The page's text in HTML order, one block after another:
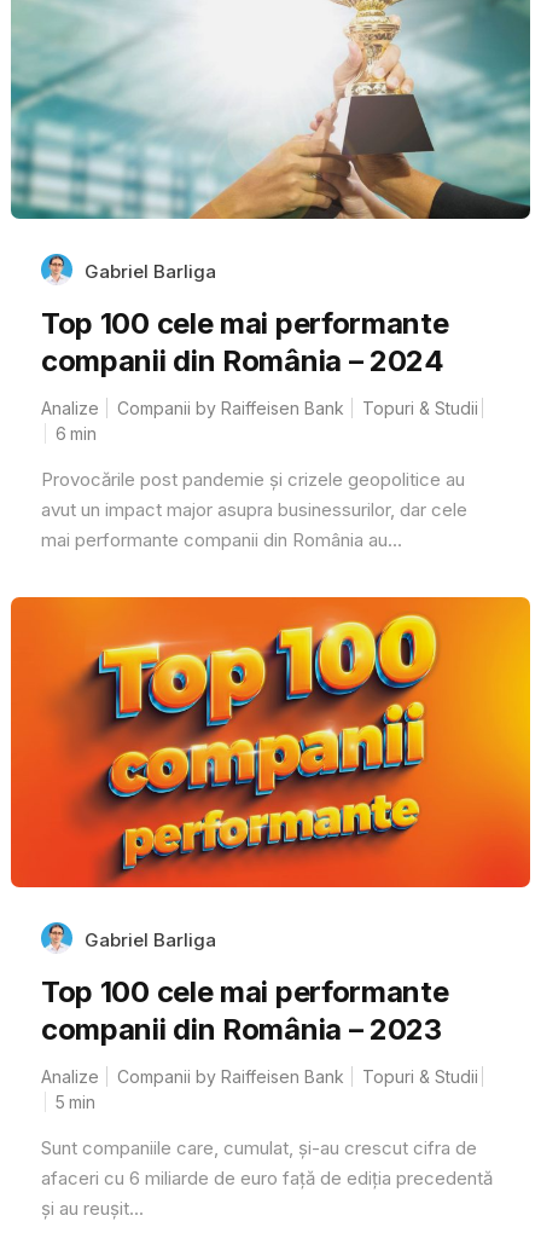
Gabriel Barliga
Top 100 cele mai performante
companii din România – 2024
Analize Companii by Raiffeisen Bank
Topuri & Studii
6 min
Provocările post pandemie și crizele geopolitice au
avut un impact major asupra businessurilor, dar cele
mai performante companii din România au...
Gabriel Barliga
Top 100 cele mai performante
companii din România – 2023
Analize Companii by Raiffeisen Bank
Topuri & Studii
5 min
Sunt companiile care, cumulat, și-au crescut cifra de
afaceri cu 6 miliarde de euro față de ediția precedentă
și au reușit...